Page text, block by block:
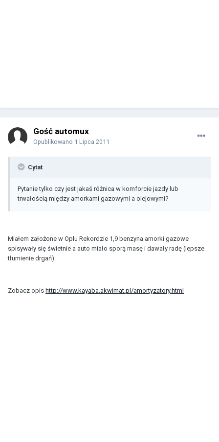
Gość automux
Opublikowano 1 Lipca 2011
Cytat
Pytanie tylko czy jest jakaś różnica w komforcie jazdy lub
trwałością między amorkami gazowymi a olejowymi?
Miałem założone w Oplu Rekordzie 1,9 benzyna amorki gazowe
spisywały się świetnie a auto miało sporą masę i dawały radę (lepsze
tłumienie drgań).
Zobacz opis http://www.kayaba.akwimat.pl/amortyzatory.html